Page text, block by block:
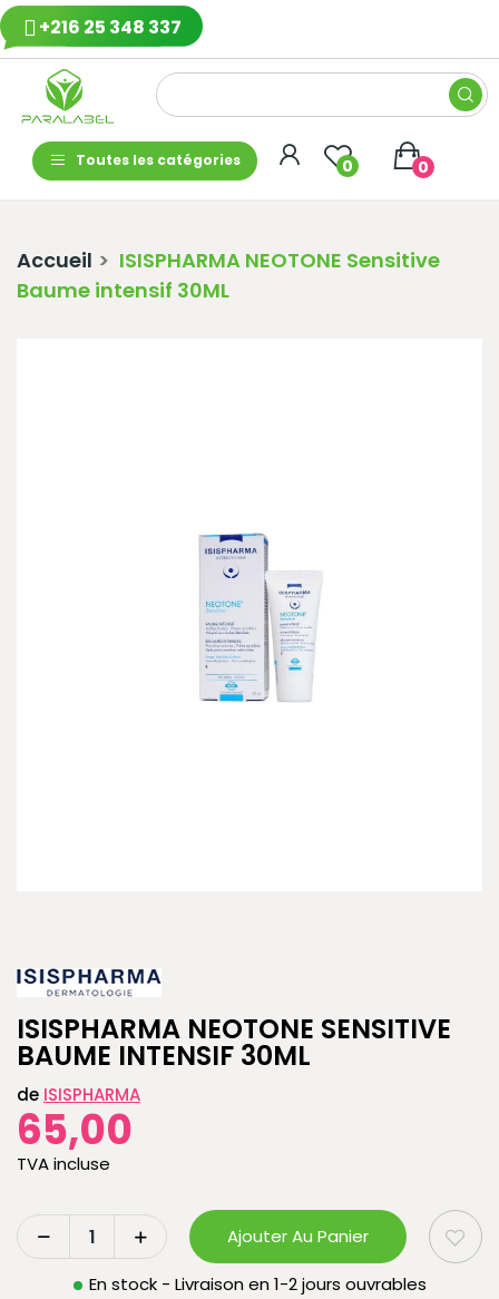
+216 25 348 337
Toutes les catégories 0 0
Accueil
ISISPHARMA NEOTONE Sensitive
Baume intensif 30ML
ISISPHARMA NEOTONE SENSITIVE
BAUME INTENSIF 30ML
de ISISPHARMA
65,00
TVA incluse
Ajouter Au Panier
En stock - Livraison en 1-2 jours ouvrables